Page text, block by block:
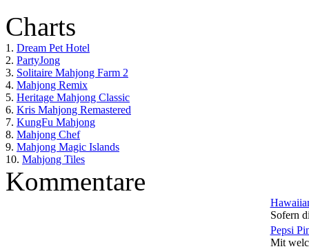
Charts
1. Dream Pet Hotel
2. PartyJong
3. Solitaire Mahjong Farm 2
4. Mahjong Remix
5. Heritage Mahjong Classic
6. Kris Mahjong Remastered
7. KungFu Mahjong
8. Mahjong Chef
9. Mahjong Magic Islands
10. Mahjong Tiles
Kommentare
Sofern
Pepsi
Mit